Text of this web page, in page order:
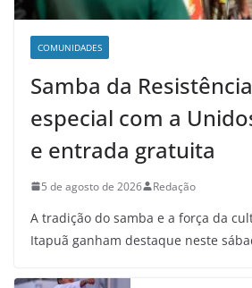
COMUNIDADES
Samba da
especial com a
e entrada gratuita
5 de agosto de 2026 Redação
A tradição do samba e a força da
Itapuã ganham destaque neste